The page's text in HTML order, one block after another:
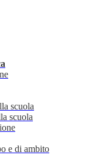
scuola
scuola
e di ambito